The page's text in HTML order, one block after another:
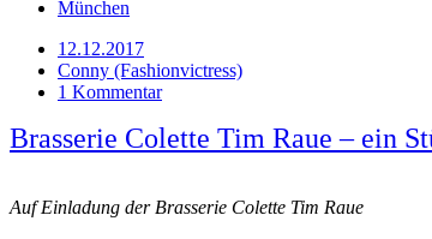
München
12.12.2017
Conny (Fashionvictress)
1 Kommentar
Brasserie Colette Tim Raue – ein
Auf Einladung der Brasserie Colette Tim Raue